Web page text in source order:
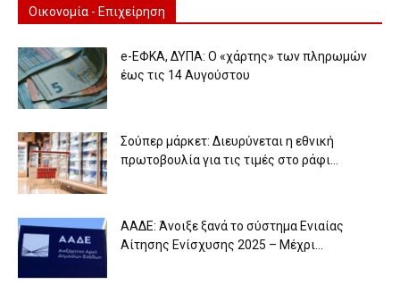
Οικονομία - Επιχείρηση
e-ΕΦΚΑ, ΔΥΠΑ: Ο «χάρτης» των πληρωμών
έως τις 14 Αυγούστου
Σούπερ μάρκετ: Διευρύνεται η εθνική
πρωτοβουλία για τις τιμές στο ράφι...
ΑΑΔΕ: Άνοιξε ξανά το σύστημα Ενιαίας
Αίτησης Ενίσχυσης 2025 – Μέχρι...